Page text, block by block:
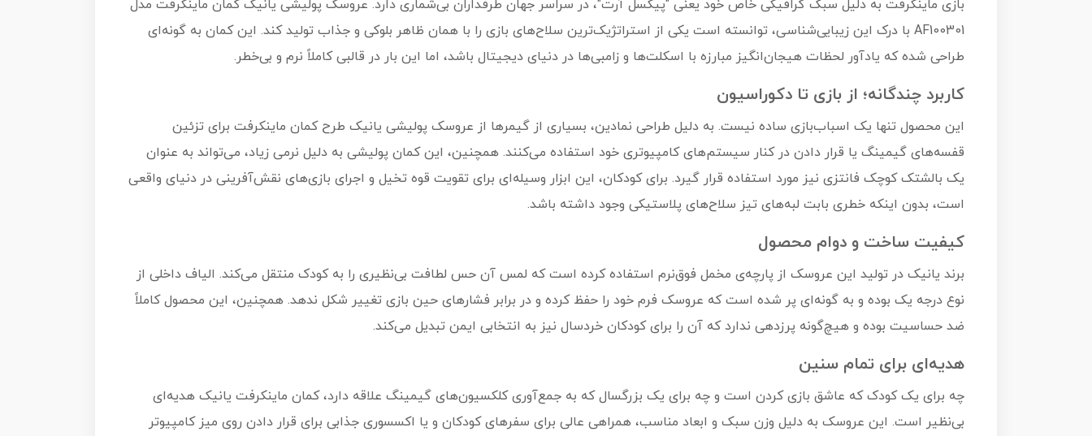
بازی ماینکرفت به دلیل سبک گرافیکی خاص خود یعنی "پیکسل آرت"، در سراسر جهان طرفداران بی‌شماری دارد. عروسک پولیشی یانیک کمان ماینکرفت مدل
AF100301 با درک این زیبایی‌شناسی، توانسته است یکی از استراتژیک‌ترین سلاح‌های بازی را با همان ظاهر بلوکی و جذاب تولید کند. این کمان به گونه‌ای
طراحی شده که یادآور لحظات هیجان‌انگیز مبارزه با اسکلت‌ها و زامبی‌ها در دنیای دیجیتال باشد، اما این بار در قالبی کاملاً نرم و بی‌خطر.
کاربرد چندگانه؛ از بازی تا دکوراسیون
این محصول تنها یک اسباب‌بازی ساده نیست. به دلیل طراحی نمادین، بسیاری از گیمرها از عروسک پولیشی یانیک طرح کمان ماینکرفت برای تزئین
قفسه‌های گیمینگ یا قرار دادن در کنار سیستم‌های کامپیوتری خود استفاده می‌کنند. همچنین، این کمان پولیشی به دلیل نرمی زیاد، می‌تواند به عنوان
یک بالشتک کوچک فانتزی نیز مورد استفاده قرار گیرد. برای کودکان، این ابزار وسیله‌ای برای تقویت قوه تخیل و اجرای بازی‌های نقش‌آفرینی در دنیای واقعی
است، بدون اینکه خطری بابت لبه‌های تیز سلاح‌های پلاستیکی وجود داشته باشد.
کیفیت ساخت و دوام محصول
برند یانیک در تولید این عروسک از پارچه‌ی مخمل فوق‌نرم استفاده کرده است که لمس آن حس لطافت بی‌نظیری را به کودک منتقل می‌کند. الیاف داخلی از
نوع درجه یک بوده و به گونه‌ای پر شده است که عروسک فرم خود را حفظ کرده و در برابر فشارهای حین بازی تغییر شکل ندهد. همچنین، این محصول کاملاً
ضد حساسیت بوده و هیچ‌گونه پرزدهی ندارد که آن را برای کودکان خردسال نیز به انتخابی ایمن تبدیل می‌کند.
هدیه‌ای برای تمام سنین
چه برای یک کودک که عاشق بازی کردن است و چه برای یک بزرگسال که به جمع‌آوری کلکسیون‌های گیمینگ علاقه دارد، کمان ماینکرفت یانیک هدیه‌ای
بی‌نظیر است. این عروسک به دلیل وزن سبک و ابعاد مناسب، همراهی عالی برای سفرهای کودکان و یا اکسسوری جذابی برای قرار دادن روی میز کامپیوتر